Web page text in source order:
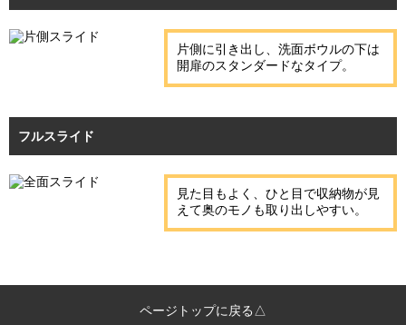
片側に引き出し、洗面ボウルの下は
開扉のスタンダードなタイプ。
フルスライド
見た目もよく、ひと目で収納物が見
えて奥のモノも取り出しやすい。
ページトップに戻る△